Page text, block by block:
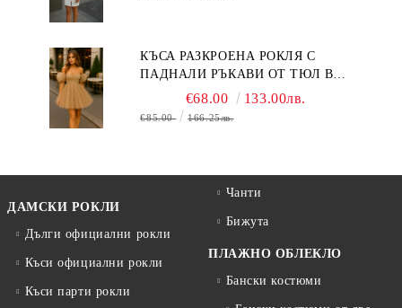
КЪСА РАЗКРОЕНА РОКЛЯ С
ПАДНАЛИ РЪКАВИ ОТ ТЮЛ В
БЕЖОВО€68.00 133.00лв.
€85.00 166.25лв.
ДАМСКИ РОКЛИ
Дълги официални рокли
Къси официални рокли
Къси парти рокли
Чанти
Бижута
ПЛАЖНО ОБЛЕКЛО
Бански костюми